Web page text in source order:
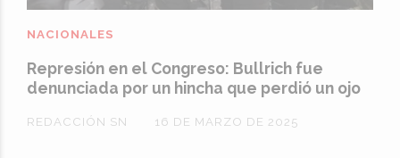
Represión en el Congreso: Bullrich fue
denunciada por un hincha que perdió un ojo
REDACCIÓN SN
NACIONALES
16 DE MARZO DE 2025